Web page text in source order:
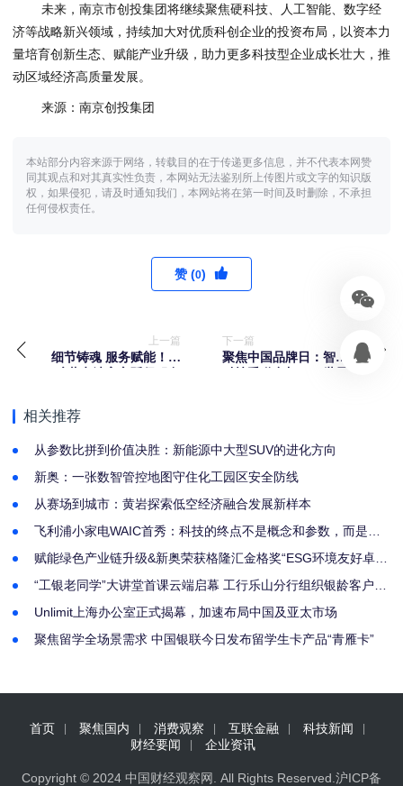
未来，南京市创投集团将继续聚焦硬科技、人工智能、数字经
济等战略新兴领域，持续加大对优质科创企业的投资布局，以资本力
量培育创新生态、赋能产业升级，助力更多科技型企业成长壮大，推
动区域经济高质量发展。
来源：南京创投集团
本站部分内容来源于网络，转载目的在于传递更多信息，并不代表本网赞
同其观点和对其真实性负责，本网站无法鉴别所上传图片或文字的知识版
权，如果侵犯，请及时通知我们，本网站将在第一时间及时删除，不承担
任何侵权责任。
赞 (0)
上一篇
细节铸魂 服务赋能！骆
下一篇
聚焦中国品牌日：智新
相关推荐
从参数比拼到价值决胜：新能源中大型SUV的进化方向
新奥：一张数智管控地图守住化工园区安全防线
从赛场到城市：黄岩探索低空经济融合发展新样本
飞利浦小家电WAIC首秀：科技的终点不是概念和参数，而是人
赋能绿色产业链升级&新奥荣获格隆汇金格奖“ESG环境友好卓越
“工银老同学”大讲堂首课云端启幕 工行乐山分行组织银龄客户共
Unlimit上海办公室正式揭幕，加速布局中国及亚太市场
聚焦留学全场景需求 中国银联今日发布留学生卡产品“青雁卡”
首页 聚焦国内 消费观察 互联金融
科技新闻
财经要闻
企业资讯
Copyright © 2024 中国财经观察网 . All Rights Reserved. 沪ICP备